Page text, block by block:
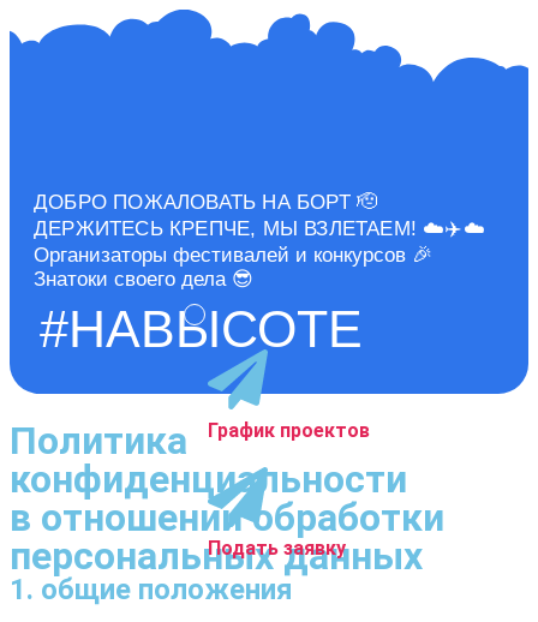
ДОБРО ПОЖАЛОВАТЬ НА БОРТ 🫡
ДЕРЖИТЕСЬ КРЕПЧЕ, МЫ ВЗЛЕТАЕМ! ☁️✈️☁️
Организаторы фестивалей и конкурсов 🎉
Знатоки своего дела 😎
#НАВЫСОТЕ
График проектов
Подать заявку
Политика
конфиденциальности
в отношении обработки
персональных данных
1. общие положения